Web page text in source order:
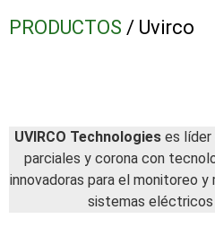
PRODUCTOS / Uvirco
UVIRCO Technologies es líder
parciales y corona con
innovadoras para el monitoreo
sistemas